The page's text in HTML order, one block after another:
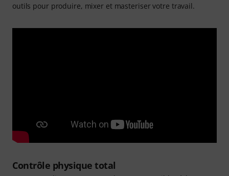
outils pour produire, mixer et masteriser votre travail.
Contrôle physique total